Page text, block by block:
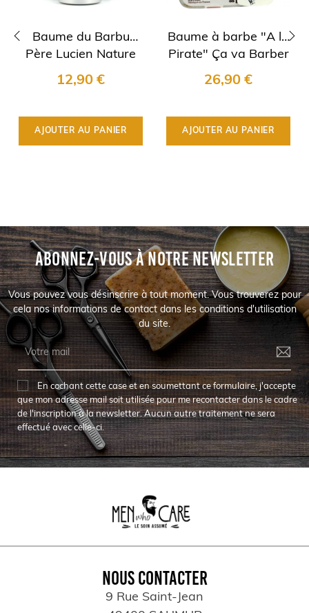
Baume du Barbu
Père Lucien Nature
12,90 €
AJOUTER AU PANIER
Baume à barbe "A la
Pirate" Ça va Barber
!
26,90 €
AJOUTER AU PANIER
ABONNEZ-VOUS À NOTRE NEWSLETTER
Vous pouvez vous désinscrire à tout moment. Vous trouverez pour
cela nos informations de contact dans les conditions d'utilisation
du site.
En cochant cette case et en soumettant ce formulaire, j'accepte
que mon adresse mail soit utilisée pour me recontacter dans le cadre
de l'inscription à la newsletter. Aucun autre traitement ne sera
effectué avec celle-ci.
NOUS CONTACTER
9 Rue Saint-Jean